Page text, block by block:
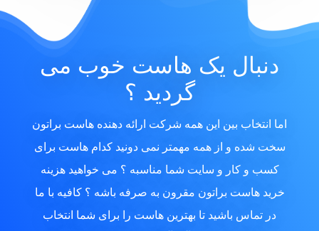
دنبال یک هاست خوب می
گردید ؟
اما انتخاب بین این همه شرکت ارائه دهنده هاست براتون
سخت شده و از همه مهمتر نمی دونید کدام هاست برای
کسب و کار و سایت شما مناسبه ؟ می خواهید هزینه
خرید هاست براتون مقرون به صرفه باشه ؟ کافیه با ما
در تماس باشید تا بهترین هاست را برای شما انتخاب